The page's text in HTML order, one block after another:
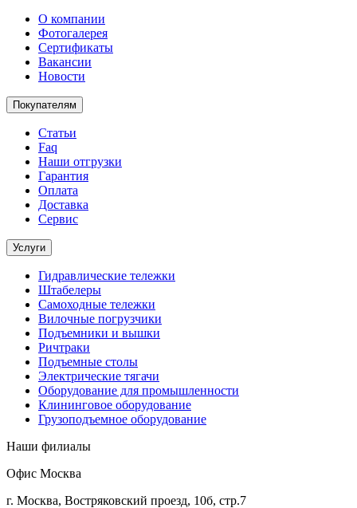
О компании
Фотогалерея
Сертификаты
Вакансии
Новости
Покупателям
Статьи
Faq
Наши отгрузки
Гарантия
Оплата
Доставка
Сервис
Услуги
Гидравлические тележки
Штабелеры
Самоходные тележки
Вилочные погрузчики
Подъемники и вышки
Ричтраки
Подъемные столы
Электрические тягачи
Оборудование для промышленности
Клининговое оборудование
Грузоподъемное оборудование
Наши филиалы
Офис Москва
г. Москва, Востряковский проезд, 10б, стр.7